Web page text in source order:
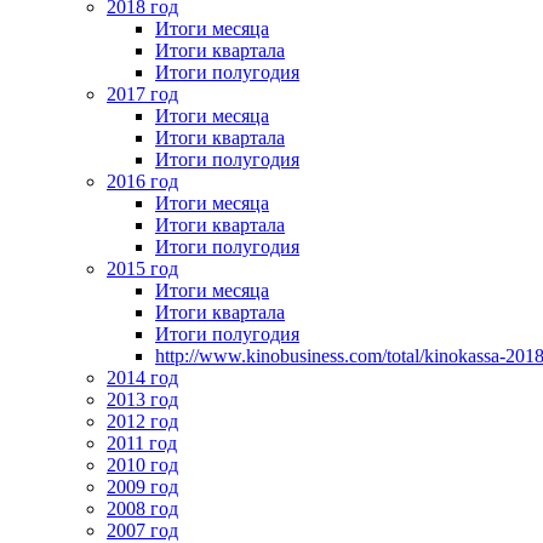
2018 год
Итоги месяца
Итоги квартала
Итоги полугодия
2017 год
Итоги месяца
Итоги квартала
Итоги полугодия
2016 год
Итоги месяца
Итоги квартала
Итоги полугодия
2015 год
Итоги месяца
Итоги квартала
Итоги полугодия
http://www.kinobusiness.com/total/kinokassa-
2014 год
2013 год
2012 год
2011 год
2010 год
2009 год
2008 год
2007 год